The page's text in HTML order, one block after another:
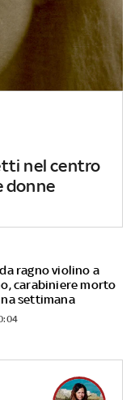
nel centro
donne
ragno violino a
carabiniere morto
settimana